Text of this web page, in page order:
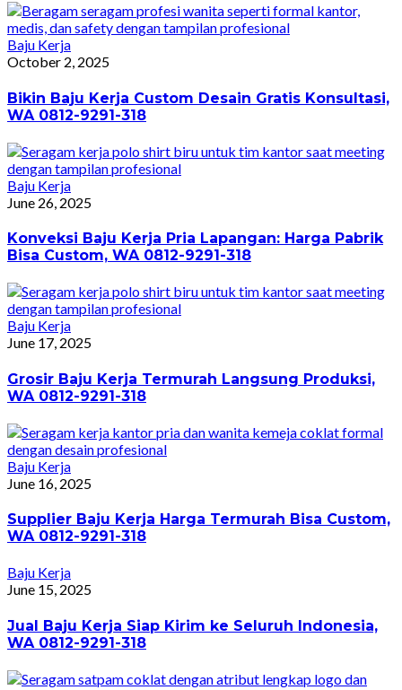
Baju Kerja
October 2, 2025
Bikin Baju Kerja Custom Desain Gratis Konsultasi,
WA 0812-9291-318
Baju Kerja
June 26, 2025
Konveksi Baju Kerja Pria Lapangan: Harga Pabrik
Bisa Custom, WA 0812-9291-318
Baju Kerja
June 17, 2025
Grosir Baju Kerja Termurah Langsung Produksi,
WA 0812-9291-318
Baju Kerja
June 16, 2025
Supplier Baju Kerja Harga Termurah Bisa Custom,
WA 0812-9291-318
Baju Kerja
June 15, 2025
Jual Baju Kerja Siap Kirim ke Seluruh Indonesia,
WA 0812-9291-318